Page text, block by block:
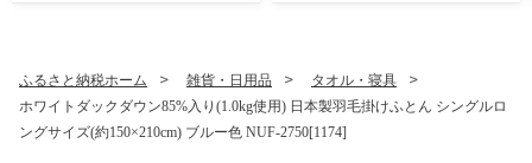
ふるさと納税ホーム 雑貨・日用品
タオル・寝具
ホワイトダックダウン85%入り(1.0kg使用) 日本製羽毛掛けふとん シングルロ
ングサイズ(約150×210cm) ブルー色 NUF-2750[1174]